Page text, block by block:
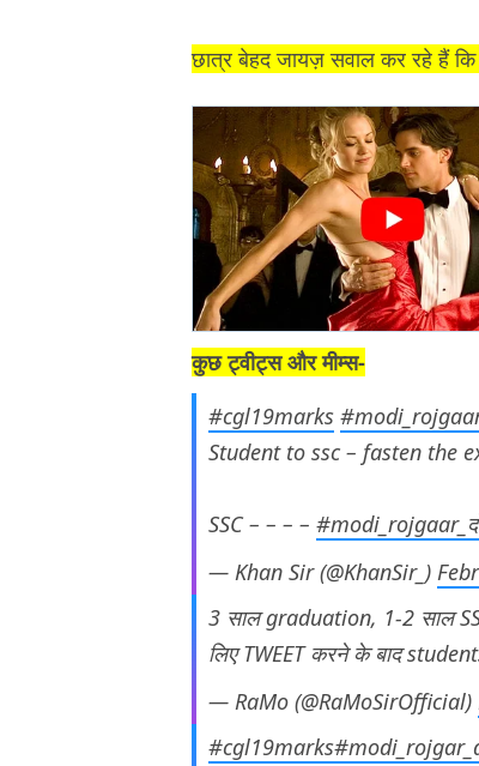
छात्र बेहद जायज़ सवाल कर रहे हैं कि
कुछ ट्वीट्स और मीम्स-
#cgl19marks
Student to ssc – fasten the
SSC – – – –
— Khan Sir (@KhanSir_)
3 साल graduation, 1-2 साल
लिए TWEET करने के बाद
— RaMo (@RaMoSirOfficial)
#cgl19marks